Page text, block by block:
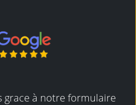
grace à notre formulaire